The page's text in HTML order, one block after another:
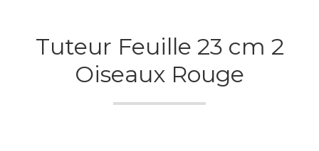
Tuteur Feuille 23 cm 2
Oiseaux Rouge